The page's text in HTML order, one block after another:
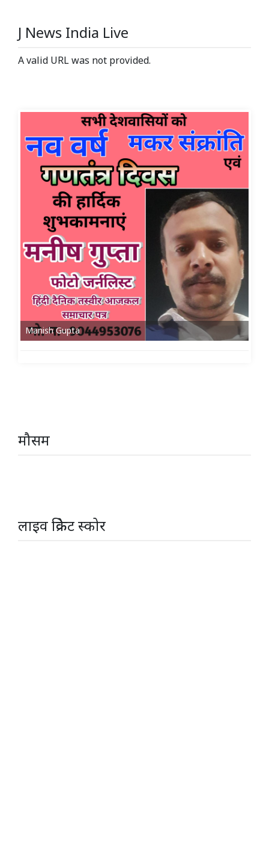
J News India Live
A valid URL was not provided.
Manish Gupta
मौसम
लाइव क्रिकेट स्कोर